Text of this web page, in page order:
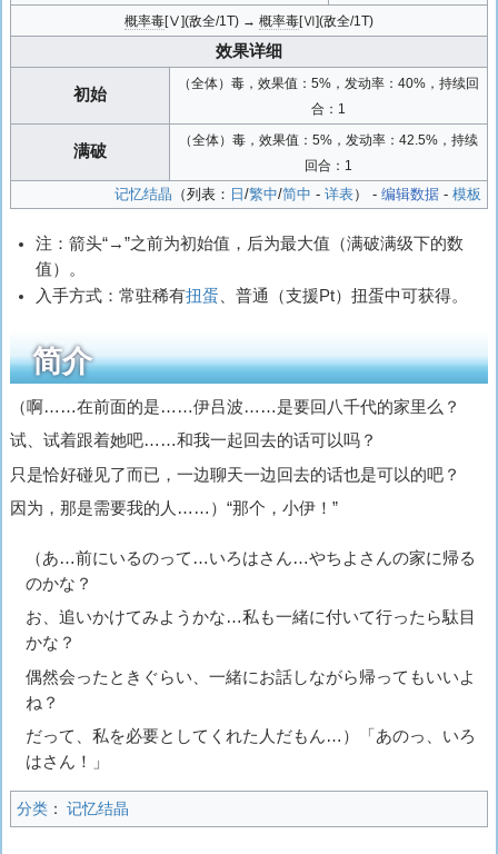
概率毒[Ⅴ](敌全/1T) → 概率毒[Ⅵ](敌全/1T)
效果详细
初始
（全体）毒，效果值：5%，发动率：40%，持续回
合：1
满破
（全体）毒，效果值：5%，发动率：42.5%，持续
回合：1
记忆结晶 （列表： 日 /繁中/简中 - 详表） - 编辑数据- 模板
注：箭头“→”之前为初始值，后为最大值（满破满级下的数
值）。
入手方式：常驻稀有扭蛋 、普通（支援Pt）扭蛋中可获得。
简介
（啊……在前面的是……伊吕波……是要回八千代的家里么？
试、试着跟着她吧……和我一起回去的话可以吗？
只是恰好碰见了而已，一边聊天一边回去的话也是可以的吧？
因为，那是需要我的人……）“那个，小伊！”
（あ…前にいるのって…いろはさん…やちよさんの家に帰る
のかな？
お、追いかけてみようかな…私も一緒に付いて行ったら駄目
かな？
偶然会ったときぐらい、一緒にお話しながら帰ってもいいよ
ね？
だって、私を必要としてくれた人だもん…）「あのっ、いろ
はさん！」
分类： 记忆结晶